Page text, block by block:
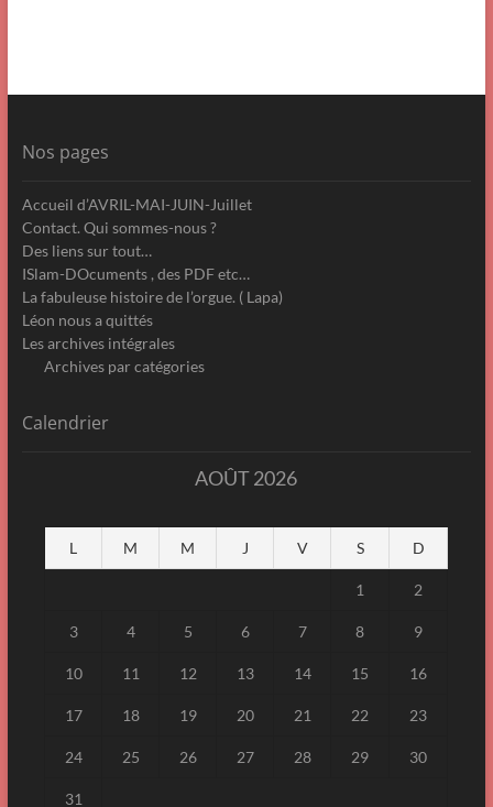
Nos pages
Accueil d’AVRIL-MAI-JUIN-Juillet
Contact. Qui sommes-nous ?
Des liens sur tout…
ISlam-DOcuments , des PDF etc…
La fabuleuse histoire de l’orgue. ( Lapa)
Léon nous a quittés
Les archives intégrales
Archives par catégories
Calendrier
AOÛT 2026
L M M J V S D
1 2
3 4 5 6 7 8 9
10 11 12 13 14 15 16
17 18 19 20 21 22 23
24 25 26 27 28 29 30
31